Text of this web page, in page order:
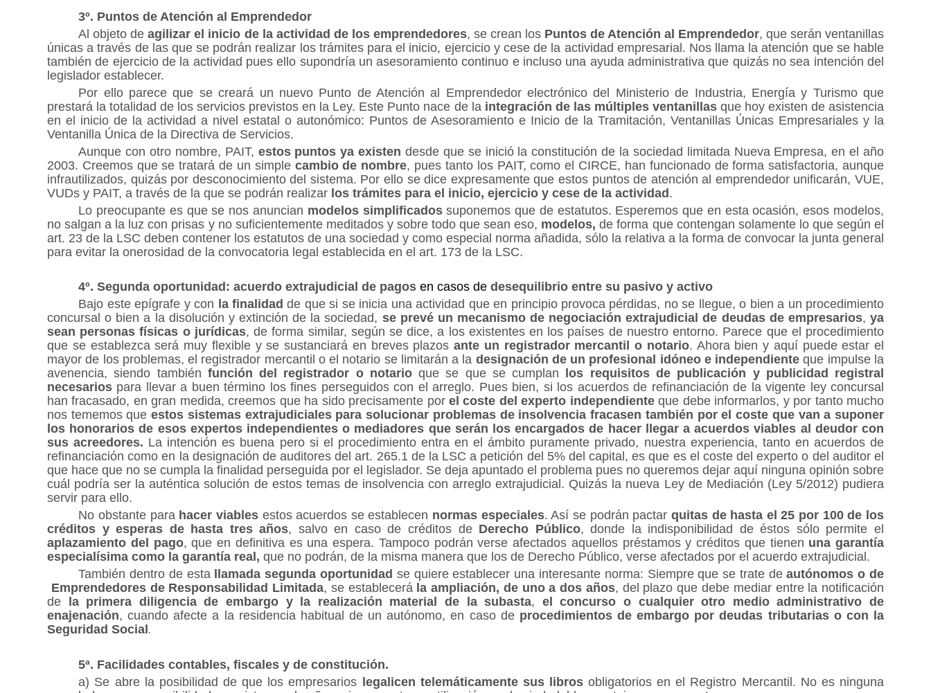
3º. Puntos de Atención al Emprendedor
Al objeto deagilizar el inicio de la actividad de los emprendedores, se crean los Puntos de Atención al Emprendedor, que serán ventanillas
únicas a través de las que se podrán realizar los trámites para el inicio, ejercicio y cese de la actividad empresarial. Nos llama la atención que se hable
también de ejercicio de la actividad pues ello supondría un asesoramiento continuo e incluso una ayuda administrativa que quizás no sea intención del
legislador establecer.
Por ello parece que se creará un nuevo Punto de Atención al Emprendedor electrónico del Ministerio de Industria, Energía y Turismo que
prestará la totalidad de los servicios previstos en la Ley. Este Punto nace de la integración de las múltiples ventanillasque hoy existen de asistencia
en el inicio de la actividad a nivel estatal o autonómico: Puntos de Asesoramiento e Inicio de la Tramitación, Ventanillas Únicas Empresariales y la
Ventanilla Única de la Directiva de Servicios.
Aunque con otro nombre, PAIT, estos puntos ya existen desde que se inició la constitución de la sociedad limitada Nueva Empresa, en el año
2003. Creemos que se tratará de un simple cambio de nombre, pues tanto los PAIT, como el CIRCE, han funcionado de forma satisfactoria, aunque
infrautilizados, quizás por desconocimiento del sistema. Por ello se dice expresamente que estos puntos de atención al emprendedor unificarán, VUE,
VUDs y PAIT, a través de la que se podrán realizar los trámites para el inicio, ejercicio y cese de la actividad .
Lo preocupante es que se nos anuncian modelos simplificadossuponemos que de estatutos. Esperemos que en esta ocasión, esos modelos,
no salgan a la luz con prisas y no suficientemente meditados y sobre todo que sean eso, modelos, de forma que contengan solamente lo que según el
art. 23 de la LSC deben contener los estatutos de una sociedad y como especial norma añadida, sólo la relativa a la forma de convocar la junta general
para evitar la onerosidad de la convocatoria legal establecida en el art. 173 de la LSC.
4º. Segunda oportunidad: acuerdo extrajudicial de pagos en casos dedesequilibrio entre su pasivo y activo
Bajo este epígrafe y con la finalidad de que si se inicia una actividad que en principio provoca pérdidas, no se llegue, o bien a un procedimiento
concursal o bien a la disolución y extinción de la sociedad, se prevé un mecanismo de negociación extrajudicial de deudas de empresarios,ya
sean personas físicas o jurídicas, de forma similar, según se dice, a los existentes en los países de nuestro entorno. Parece que el procedimiento
que se establezca será muy flexible y se sustanciará en breves plazos ante un registrador mercantil o notario. Ahora bien y aquí puede estar el
mayor de los problemas, el registrador mercantil o el notario se limitarán a la designación de un profesional idóneo e independiente que impulse la
avenencia, siendo también función del registrador o notarioque se que se cumplan
los requisitos de publicación y publicidad registral
necesarios para llevar a buen término los fines perseguidos con el arreglo. Pues bien, si los acuerdos de refinanciación de la vigente ley concursal
han fracasado, en gran medida, creemos que ha sido precisamente por el coste del experto independienteque debe informarlos, y por tanto mucho
nos tememos queestos sistemas extrajudiciales para solucionar problemas de insolvencia fracasen también por el coste que van a suponer
los honorarios de esos expertos independientes o mediadores que serán los encargados de hacer llegar a acuerdos viables al deudor con
sus acreedores. La intención es buena pero si el procedimiento entra en el ámbito puramente privado, nuestra experiencia, tanto en acuerdos de
refinanciación como en la designación de auditores del art. 265.1 de la LSC a petición del 5% del capital, es que es el coste del experto o del auditor el
que hace que no se cumpla la finalidad perseguida por el legislador. Se deja apuntado el problema pues no queremos dejar aquí ninguna opinión sobre
cuál podría ser la auténtica solución de estos temas de insolvencia con arreglo extrajudicial. Quizás la nueva Ley de Mediación (Ley 5/2012) pudiera
servir para ello.
No obstante para hacer viablesestos acuerdos se establecen normas especiales. Así se podrán pactar quitas de hasta el 25 por 100 de los
créditos y esperas de hasta tres años, salvo en caso de créditos de Derecho Público, donde la indisponibilidad de éstos sólo permite el
aplazamiento del pago, que en definitiva es una espera. Tampoco podrán verse afectados aquellos préstamos y créditos que tienen una garantía
especialísima como la garantía real, que no podrán, de la misma manera que los de Derecho Público, verse afectados por el acuerdo extrajudicial.
También dentro de esta
llamada segunda oportunidad se quiere establecer una interesante norma: Siempre que se trate deautónomos o de
Emprendedores de Responsabilidad Limitada, se establecerá la ampliación, de uno a dos años, del plazo que debe mediar entre la notificación
de
la primera diligencia de embargo y la realización material de la subasta, el concurso o cualquier otro medio administrativo de
enajenación, cuando afecte a la residencia habitual de un autónomo, en caso de procedimientos de embargo por deudas tributarias o con la
Seguridad Social .
5ª. Facilidades contables, fiscales y de constitución.
a) Se abre la posibilidad de que los empresarios
legalicen telemáticamente sus librosobligatorios en el Registro Mercantil. No es ninguna